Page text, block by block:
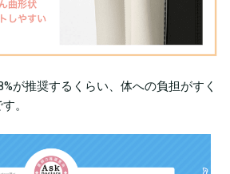
が推奨するくらい、体への負担がすく
。